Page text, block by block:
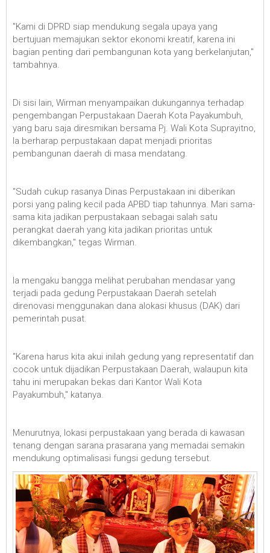
"Kami di DPRD siap mendukung segala upaya yang
bertujuan memajukan sektor ekonomi kreatif, karena ini
bagian penting dari pembangunan kota yang berkelanjutan,"
tambahnya.
Di sisi lain, Wirman menyampaikan dukungannya terhadap
pengembangan Perpustakaan Daerah Kota Payakumbuh,
yang baru saja diresmikan bersama Pj. Wali Kota Suprayitno,
Ia berharap perpustakaan dapat menjadi prioritas
pembangunan daerah di masa mendatang.
"Sudah cukup rasanya Dinas Perpustakaan ini diberikan
porsi yang paling kecil pada APBD tiap tahunnya. Mari sama-
sama kita jadikan perpustakaan sebagai salah satu
perangkat daerah yang kita jadikan prioritas untuk
dikembangkan," tegas Wirman.
Ia mengaku bangga melihat perubahan mendasar yang
terjadi pada gedung Perpustakaan Daerah setelah
direnovasi menggunakan dana alokasi khusus (DAK) dari
pemerintah pusat.
"Karena harus kita akui inilah gedung yang representatif dan
cocok untuk dijadikan Perpustakaan Daerah, walaupun kita
tahu ini merupakan bekas dari Kantor Wali Kota
Payakumbuh," katanya.
Menurutnya, lokasi perpustakaan yang berada di kawasan
tenang dengan sarana prasarana yang memadai semakin
mendukung optimalisasi fungsi gedung tersebut.